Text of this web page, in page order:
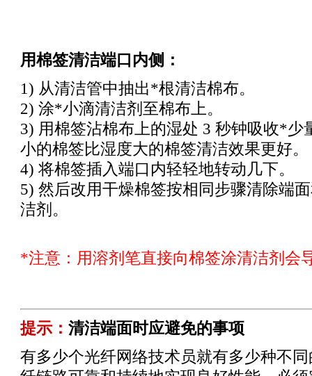
用棉签清洁端口内侧：
1) 从清洁管中抽出*根清洁棉布。
2) 涂*小滴清洁剂至棉布上。
3) 用棉签沾棉布上的湿处 3 秒钟吸收*少
小的棉签比湿度大的棉签清洁效果更好。
4) 将棉签插入端口内轻轻地转动几下。
5) 然后改用干燥棉签按相同步骤清除端
洁剂。
*注意：用溶剂笔直接向棉签涂清洁剂会
提示： 清洁端面时应避免的事项
有多少个光纤网络技术员就有多少种不